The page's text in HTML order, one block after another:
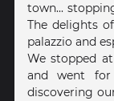
town...
The delights
palazzio and
We stopped
and went for
discovering